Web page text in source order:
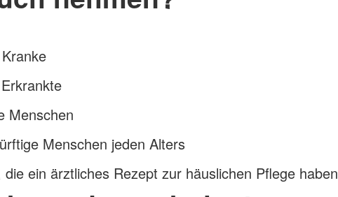
Menschen
Menschen jeden Alters
die ein ärztliches Rezept zur häuslichen Pflege haben